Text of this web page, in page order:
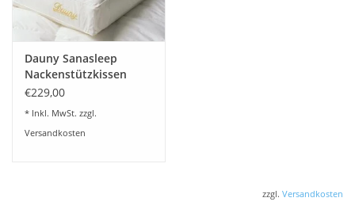
Dauny Sanasleep
Nackenstützkissen
€229,00
* Inkl. MwSt. zzgl.
Versandkosten
zzgl. Versandkosten